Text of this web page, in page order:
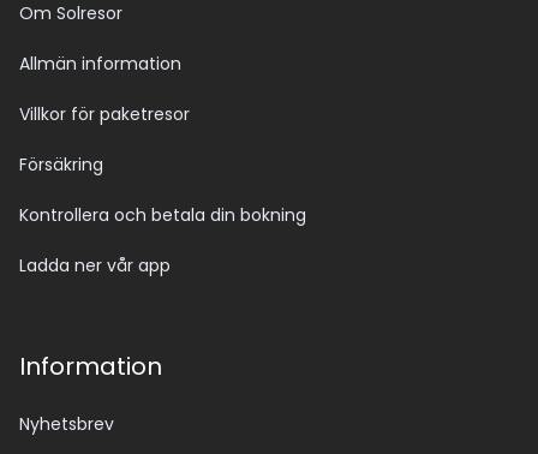
Om Solresor
Allmän information
Villkor för paketresor
Försäkring
Kontrollera och betala din bokning
Ladda ner vår app
Information
Nyhetsbrev